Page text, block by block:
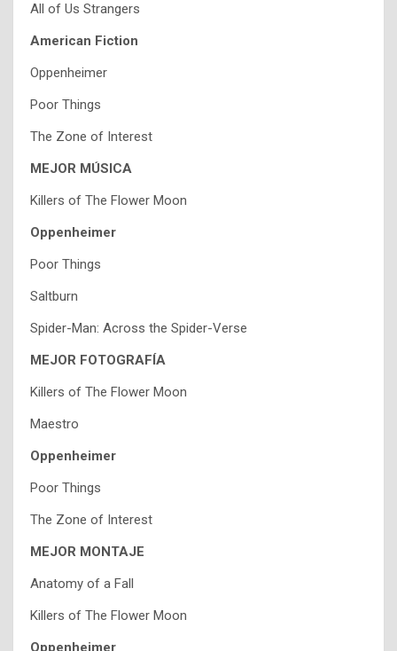
All of Us Strangers
American Fiction
Oppenheimer
Poor Things
The Zone of Interest
MEJOR MÚSICA
Killers of The Flower Moon
Oppenheimer
Poor Things
Saltburn
Spider-Man: Across the Spider-Verse
MEJOR FOTOGRAFÍA
Killers of The Flower Moon
Maestro
Oppenheimer
Poor Things
The Zone of Interest
MEJOR MONTAJE
Anatomy of a Fall
Killers of The Flower Moon
Oppenheimer